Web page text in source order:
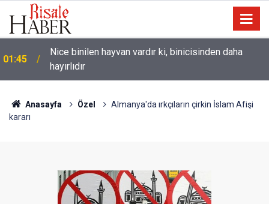
01:45
Nice binilen hayvan vardır ki, binicisinden daha
hayırlıdır
Anasayfa Özel
Almanya'da ırkçıların çirkin İslam Afişi
kararı